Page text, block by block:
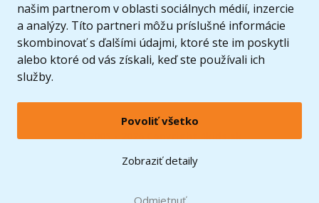
našim partnerom v oblasti sociálnych médií, inzercie
a analýzy. Títo partneri môžu príslušné informácie
skombinovať s ďalšími údajmi, ktoré ste im poskytli
alebo ktoré od vás získali, keď ste používali ich
služby.
Povoliť všetko
Zobraziť detaily
Odmietnuť
© 2005 - 2026 Copyright 4kids.sk
LEGO, logo LEGO a minifigúrka sú ochrannými známkami spoločnosti LEGO Group. ©
2024 The LEGO Group.
Doprava zadarmopri nákupe od